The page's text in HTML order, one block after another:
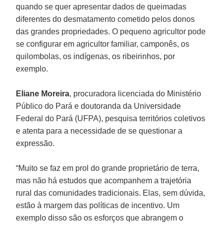
quando se quer apresentar dados de queimadas
diferentes do desmatamento cometido pelos donos
das grandes propriedades. O pequeno agricultor pode
se configurar em agricultor familiar, camponês, os
quilombolas, os indígenas, os ribeirinhos, por
exemplo.
Eliane Moreira, procuradora licenciada do Ministério
Público do Pará e doutoranda da Universidade
Federal do Pará (UFPA), pesquisa territórios coletivos
e atenta para a necessidade de se questionar a
expressão.
“Muito se faz em prol do grande proprietário de terra,
mas não há estudos que acompanhem a trajetória
rural das comunidades tradicionais. Elas, sem dúvida,
estão à margem das políticas de incentivo. Um
exemplo disso são os esforços que abrangem o